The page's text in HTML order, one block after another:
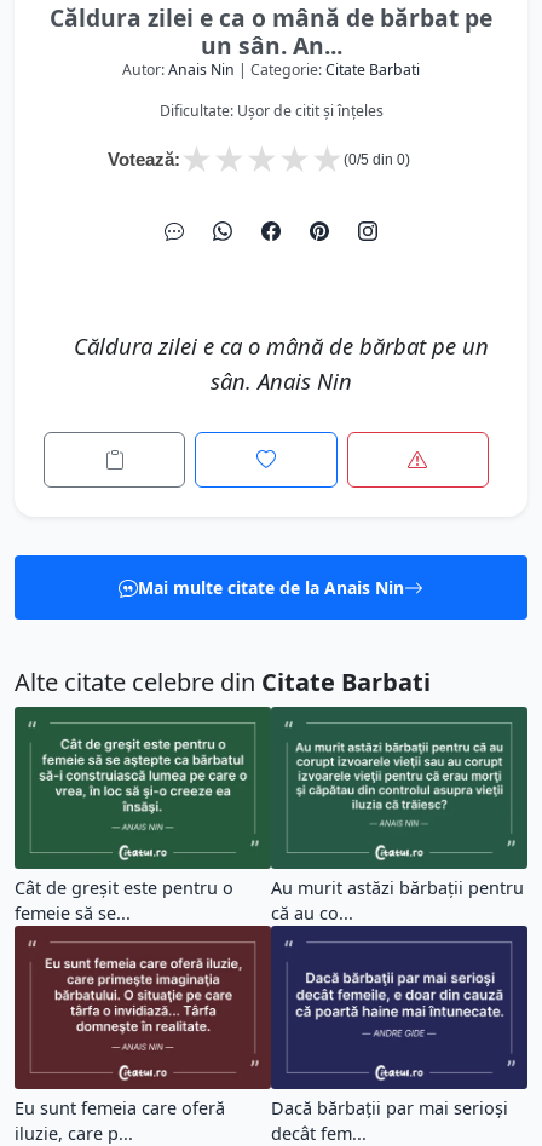
Căldura zilei e ca o mână de bărbat pe
un sân. An...
Autor:Anais Nin | Categorie:Citate Barbati
Dificultate: Ușor de citit și înțeles
Votează: ★
★
★
★
★ (0/5 din 0)
Căldura zilei e ca o mână de bărbat pe un
sân. Anais Nin
Mai multe citate de la Anais Nin
Alte citate celebre din Citate Barbati
Cât de greşit este pentru o
femeie să se...
Au murit astăzi bărbaţii pentru
că au co...
Eu sunt femeia care oferă
iluzie, care p...
Dacă bărbaţii par mai serioşi
decât fem...